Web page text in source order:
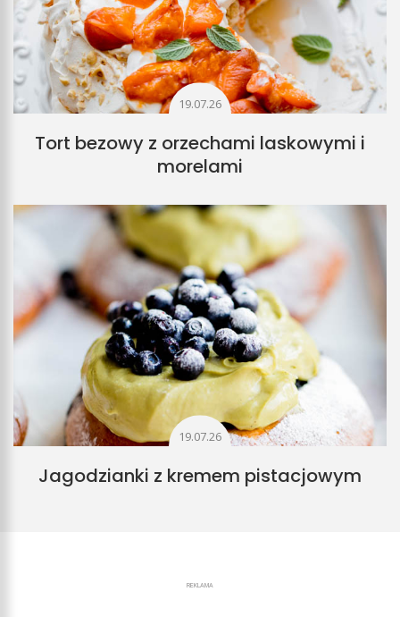
19.07.26
Tort bezowy z orzechami laskowymi i
morelami
19.07.26
Jagodzianki z kremem pistacjowym
REKLAMA